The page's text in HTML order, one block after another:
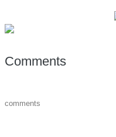
Comments
comments